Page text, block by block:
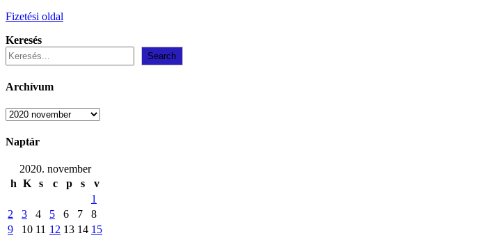
Fizetési oldal
Keresés
Search
Archívum
Archívum
Naptár
2020. november
h K s c p s
v
1
2
3 4 5 6 7
8
9
10 11 12 13 14 15